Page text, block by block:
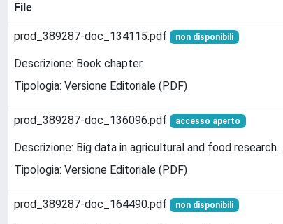
File
prod_389287-doc_134115.pdf non disponibili
Descrizione: Book chapter
Tipologia: Versione Editoriale (PDF)
prod_389287-doc_136096.pdf accesso aperto
Descrizione: Big data in agricultural and food research...
Tipologia: Versione Editoriale (PDF)
prod_389287-doc_164490.pdf non disponibili